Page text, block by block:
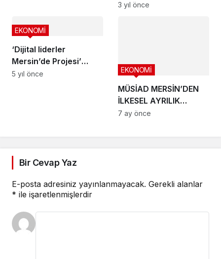
3 yıl önce
‘Dijital liderler
Mersin’de Projesi’
sürüyor
EKONOMİ
5 yıl önce
MÜSİAD MERSİN’DEN
İLKESEL AYRILIK
KARARI AMACINDAN
EKONOMİ
7 ay önce
Bir Cevap Yaz
E-posta adresiniz yayınlanmayacak. Gerekli alanlar
* ile işaretlenmişlerdir